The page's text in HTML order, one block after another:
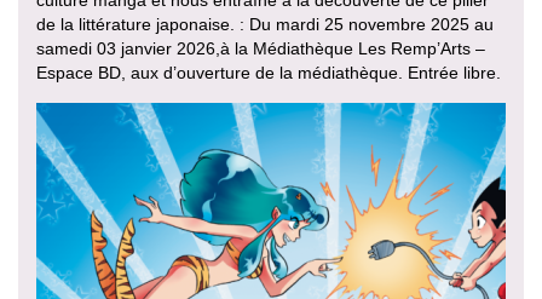
de la littérature japonaise. : Du mardi 25 novembre 2025 au
samedi 03 janvier 2026,à la Médiathèque Les Remp’Arts –
Espace BD, aux d’ouverture de la médiathèque. Entrée libre.